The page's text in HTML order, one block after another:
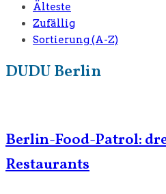
Älteste
Zufällig
Sortierung (A-Z)
DUDU Berlin
Berlin-Food-Patrol:
Restaurants